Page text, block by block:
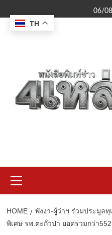
to
content
06/
Menu
HOME
พังงา-ผู้ว่าฯ ร่วมประมูล
พิเศษ รพ.ตะกั่วป่า ยอดรวมกว่า
TH